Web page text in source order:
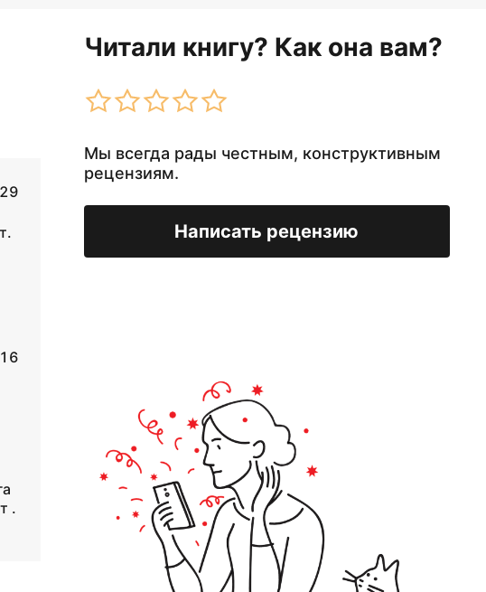
Читали книгу? Как она вам?
Мы всегда рады честным, конструктивным
рецензиям.
Написать рецензию
.